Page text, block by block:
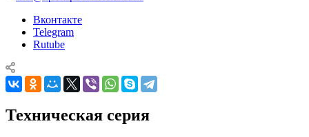
Вконтакте
Telegram
Rutube
Техническая серия